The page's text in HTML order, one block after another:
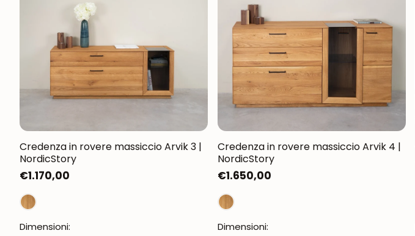
Credenza in rovere massiccio Arvik 3 |
NordicStory
Prezzo
normale
€1.170,00
Dimensioni:
Credenza in rovere massiccio Arvik 4 |
NordicStory
Prezzo
normale
€1.650,00
Dimensioni: